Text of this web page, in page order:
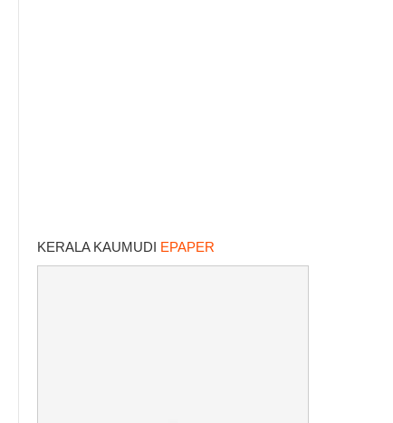
KERALA KAUMUDI EPAPER